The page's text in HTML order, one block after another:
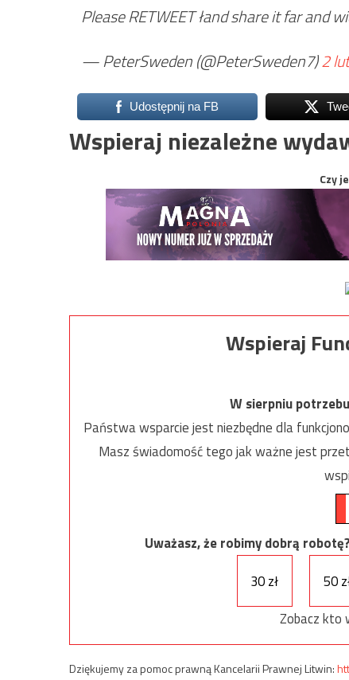
Please RETWEET łand share it far and
— PeterSweden (@PeterSweden7)2
Udostępnij na FB
Wspieraj niezależne
Czy
Wspieraj
W sierpniu
Państwa wsparcie jest niezbędne dla
Masz świadomość tego jak ważne jest
Uważasz, że robimy dobrą
30 zł
50
Zobacz kto
Dziękujemy za pomoc prawną Kancelarii Prawnej Litwin: